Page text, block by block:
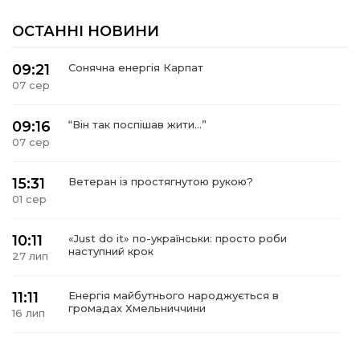
ОСТАННІ НОВИНИ
09:21
07 сер
Сонячна енергія Карпат
09:16
07 сер
“Він так поспішав жити…”
15:31
01 сер
Ветеран із простягнутою рукою?
10:11
27 лип
«Just do it» по-українськи: просто роби
наступний крок
11:11
16 лип
Енергія майбутнього народжується в
громадах Хмельниччини